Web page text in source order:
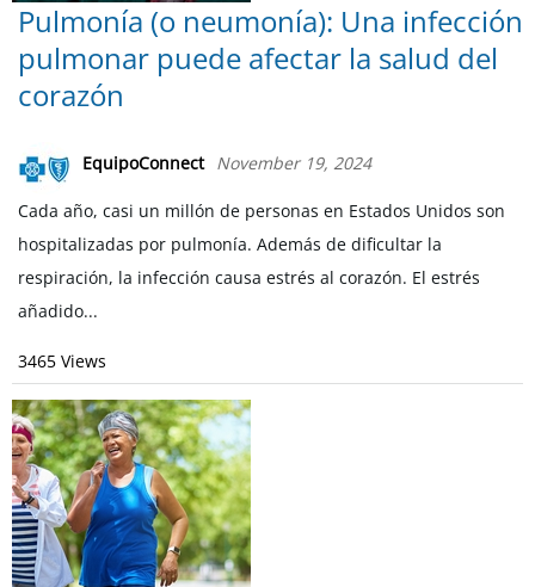
Pulmonía (o neumonía): Una infección
pulmonar puede afectar la salud del
corazón
EquipoConnect November 19, 2024
Cada año, casi un millón de personas en Estados Unidos son
hospitalizadas por pulmonía. Además de dificultar la
respiración, la infección causa estrés al corazón. El estrés
añadido...
3465 Views